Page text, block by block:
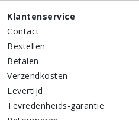
Klantenservice
Contact
Bestellen
Betalen
Verzendkosten
Levertijd
Tevredenheids-garantie